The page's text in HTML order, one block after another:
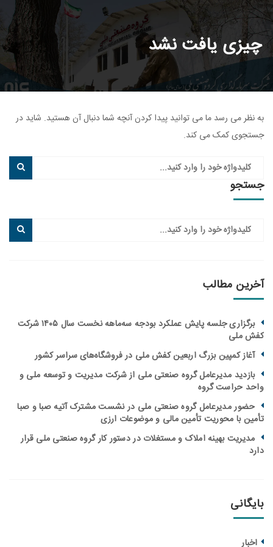
چیزی یافت نشد
به نظر می رسد ما می توانید پیدا کردن آنچه شما دنبال آن هستید. شاید در
جستجوی کمک می کند.
جستجو
آخرین مطالب
برگزاری جلسه پایش عملکرد بودجه سه‌ماهه نخست سال ۱۴۰۵ شرکت
کفش ملی
آغاز کمپین بزرگ اربعین کفش ملی در فروشگاه‌های سراسر کشور
بازدید مدیرعامل گروه صنعتی ملی از شرکت مدیریت و توسعه ملی و
واحد حراست گروه
حضور مدیرعامل گروه صنعتی ملی در نشست مشترک آتیه صبا و صبا
تأمین با محوریت تأمین مالی و موضوعات ارزی
مدیریت بهینه املاک و مستغلات در دستور کار گروه صنعتی ملی قرار
دارد
بایگانی
اخبار